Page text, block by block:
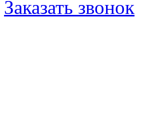
Заказать звонок